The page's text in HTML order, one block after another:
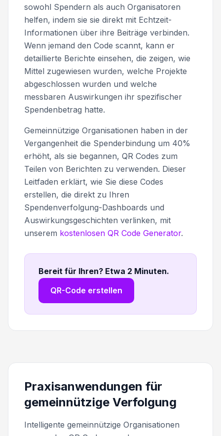
sowohl Spendern als auch Organisatoren
helfen, indem sie sie direkt mit Echtzeit-
Informationen über ihre Beiträge verbinden.
Wenn jemand den Code scannt, kann er
detaillierte Berichte einsehen, die zeigen, wie
Mittel zugewiesen wurden, welche Projekte
abgeschlossen wurden und welche
messbaren Auswirkungen ihr spezifischer
Spendenbetrag hatte.
Gemeinnützige Organisationen haben in der
Vergangenheit die Spenderbindung um 40%
erhöht, als sie begannen, QR Codes zum
Teilen von Berichten zu verwenden. Dieser
Leitfaden erklärt, wie Sie diese Codes
erstellen, die direkt zu Ihren
Spendenverfolgung-Dashboards und
Auswirkungsgeschichten verlinken, mit
unserem kostenlosen QR Code Generator.
Bereit für Ihren? Etwa 2 Minuten.
QR-Code erstellen
Praxisanwendungen für
gemeinnützige Verfolgung
Intelligente gemeinnützige Organisationen